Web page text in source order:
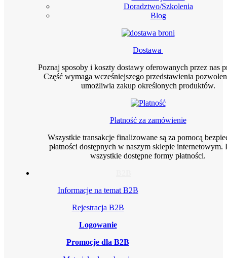
Doradztwo/Szkolenia
Blog
Dostawa
Poznaj sposoby i koszty dostawy oferowanych przez nas
Część wymaga wcześniejszego przedstawienia
umożliwia zakup określonych produktów.
Płatność za zamówienie
Wszystkie transakcje finalizowane są za pomocą
płatności dostępnych w naszym sklepie internetowym.
wszystkie dostępne formy płatności.
Informacje na temat B2B
Rejestracja B2B
Logowanie
Promocje dla B2B